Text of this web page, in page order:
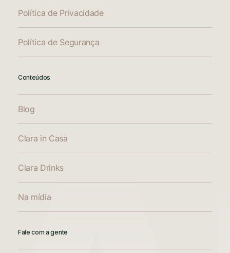
Política de Privacidade
Política de Segurança
Conteúdos
Blog
Clara in Casa
Clara Drinks
Na mídia
Fale com a gente